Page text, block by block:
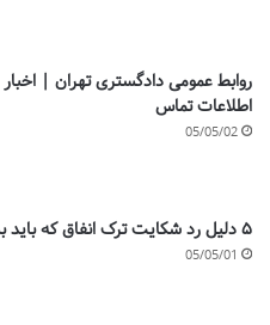
روابط عمومی دادگستری تهران |
اطلاعات تماس
05/05/02
۵ دلیل رد شکایت ترک انفاق که باید بدانید
05/05/01